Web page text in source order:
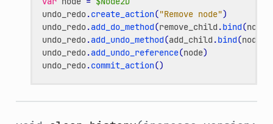
undo_redo.create_action("Remove node")
undo_redo.add_do_method(remove_child .bind(node
undo_redo.add_undo_method(add_child .bind(node
undo_redo.add_undo_reference(node)
undo_redo.commit_action()